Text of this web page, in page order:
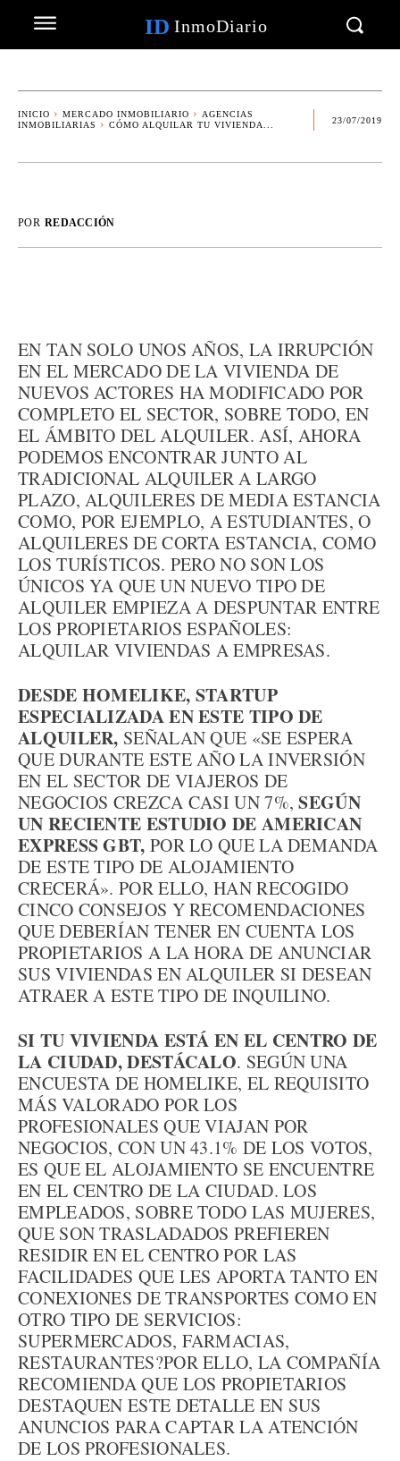
ID InmoDiario
INICIO MERCADO INMOBILIARIO
AGENCIAS
INMOBILIARIAS
CÓMO ALQUILAR TU VIVIENDA...
23/07/2019
POR REDACCIÓN
EN TAN SOLO UNOS AÑOS, LA IRRUPCIÓN
EN EL MERCADO DE LA VIVIENDA DE
NUEVOS ACTORES HA MODIFICADO POR
COMPLETO EL SECTOR, SOBRE TODO, EN
EL ÁMBITO DEL ALQUILER. ASÍ, AHORA
PODEMOS ENCONTRAR JUNTO AL
TRADICIONAL ALQUILER A LARGO
PLAZO, ALQUILERES DE MEDIA ESTANCIA
COMO, POR EJEMPLO, A ESTUDIANTES, O
ALQUILERES DE CORTA ESTANCIA, COMO
LOS TURÍSTICOS. PERO NO SON LOS
ÚNICOS YA QUE UN NUEVO TIPO DE
ALQUILER EMPIEZA A DESPUNTAR ENTRE
LOS PROPIETARIOS ESPAÑOLES:
ALQUILAR VIVIENDAS A EMPRESAS.
DESDE HOMELIKE, STARTUP
ESPECIALIZADA EN ESTE TIPO DE
ALQUILER, SEÑALAN QUE «SE ESPERA
QUE DURANTE ESTE AÑO LA INVERSIÓN
EN EL SECTOR DE VIAJEROS DE
NEGOCIOS CREZCA CASI UN 7%,SEGÚN
UN RECIENTE ESTUDIO DE AMERICAN
EXPRESS GBT, POR LO QUE LA DEMANDA
DE ESTE TIPO DE ALOJAMIENTO
CRECERÁ». POR ELLO, HAN RECOGIDO
CINCO CONSEJOS Y RECOMENDACIONES
QUE DEBERÍAN TENER EN CUENTA LOS
PROPIETARIOS A LA HORA DE ANUNCIAR
SUS VIVIENDAS EN ALQUILER SI DESEAN
ATRAER A ESTE TIPO DE INQUILINO.
SI TU VIVIENDA ESTÁ EN EL CENTRO DE
LA CIUDAD, DESTÁCALO. SEGÚN UNA
ENCUESTA DE HOMELIKE, EL REQUISITO
MÁS VALORADO POR LOS
PROFESIONALES QUE VIAJAN POR
NEGOCIOS, CON UN 43.1% DE LOS VOTOS,
ES QUE EL ALOJAMIENTO SE ENCUENTRE
EN EL CENTRO DE LA CIUDAD. LOS
EMPLEADOS, SOBRE TODO LAS MUJERES,
QUE SON TRASLADADOS PREFIEREN
RESIDIR EN EL CENTRO POR LAS
FACILIDADES QUE LES APORTA TANTO EN
CONEXIONES DE TRANSPORTES COMO EN
OTRO TIPO DE SERVICIOS:
SUPERMERCADOS, FARMACIAS,
RESTAURANTES?POR ELLO, LA COMPAÑÍA
RECOMIENDA QUE LOS PROPIETARIOS
DESTAQUEN ESTE DETALLE EN SUS
ANUNCIOS PARA CAPTAR LA ATENCIÓN
DE LOS PROFESIONALES.